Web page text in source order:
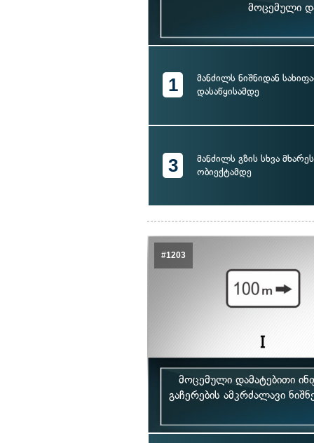
მოცემული
1
მანძილს ნიშნიდან
დასაწყისამდე
3
მანძილს გზის სხვა
ობიექტამდე
#1203
მოცემული დამატებითი
გაჩერების ამკრძალავი